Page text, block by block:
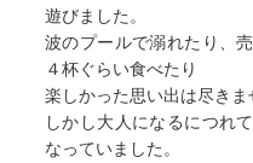
遊びました。
波のプールで溺れたり、
４杯ぐらい食べたり
楽しかった思い出は尽きま
しかし大人になるにつれ
なっていました。